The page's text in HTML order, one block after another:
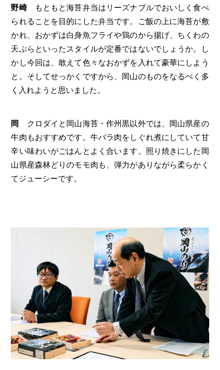
野崎もともと海苔弁当はリーズナブルでおいしく食べ
られることを目的にした弁当です。ご飯の上に海苔が敷
かれ、おかずは白身魚フライや鶏のから揚げ、ちくわの
天ぷらといったスタイルが定番ではないでしょうか。し
かし今回は、敢えて色々なおかずを入れて豪華にしよう
と。そしてせっかくですから、岡山のものをなるべく多
く入れようと思いました。
岡
クロダイと岡山海苔・作州黒以外では、岡山県産の
牛肉もおすすめです。牛バラ肉をしぐれ煮にしていて甘
辛い味わいがごはんとよく合います。照り焼きにした岡
山県産森林どりのモモ肉も、弾力がありながら柔らかく
てジューシーです。